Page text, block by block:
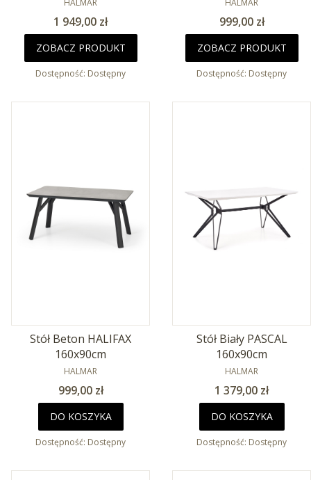
HALMAR
Cena
1 949,00 zł
ZOBACZ PRODUKT
Dostępność: Dostępny
HALMAR
Cena
999,00 zł
ZOBACZ PRODUKT
Dostępność: Dostępny
Stół Beton HALIFAX
160x90cm
PRODUCENT
HALMAR
Cena
999,00 zł
DO KOSZYKA
Dostępność: Dostępny
Stół Biały PASCAL
160x90cm
PRODUCENT
HALMAR
Cena
1 379,00 zł
DO KOSZYKA
Dostępność: Dostępny